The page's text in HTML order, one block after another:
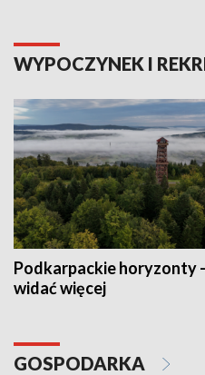
WYPOCZYNEK I
Podkarpackie horyzonty
widać więcej
GOSPODARKA